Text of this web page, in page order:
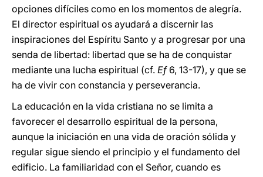
opciones difíciles como en los momentos de alegría.
El director espiritual os ayudará a discernir las
inspiraciones del Espíritu Santo y a progresar por una
senda de libertad: libertad que se ha de conquistar
mediante una lucha espiritual (cf. Ef6, 13-17), y que se
ha de vivir con constancia y perseverancia.
La educación en la vida cristiana no se limita a
favorecer el desarrollo espiritual de la persona,
aunque la iniciación en una vida de oración sólida y
regular sigue siendo el principio y el fundamento del
edificio. La familiaridad con el Señor, cuando es